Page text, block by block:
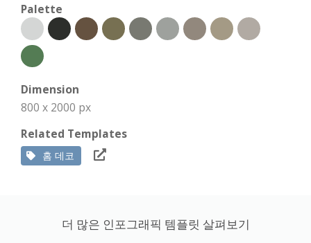
Palette
Dimension
800 x 2000 px
Related Templates
홈 데코
더 많은 인포그래픽 템플릿 살펴보기